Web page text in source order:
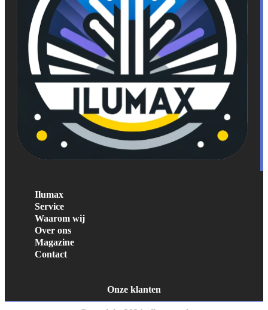
Ilumax
Service
Waarom wij
Over ons
Magazine
Contact
Onze klanten